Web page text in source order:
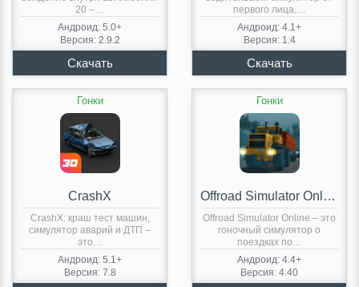
20 –…
Андроид: 5.0+
Версия: 2.9.2
первого лица,…
Андроид: 4.1+
Версия: 1.4
Гонки
CrashX
CrashX: краш тест машин,
симулятор аварий и ДТП –
это…
Андроид: 5.1+
Версия: 7.8
Гонки
Offroad Simulator Online
Offroad Simulator Online – это
гоночный симулятор о
поездках по…
Андроид: 4.4+
Версия: 4.40